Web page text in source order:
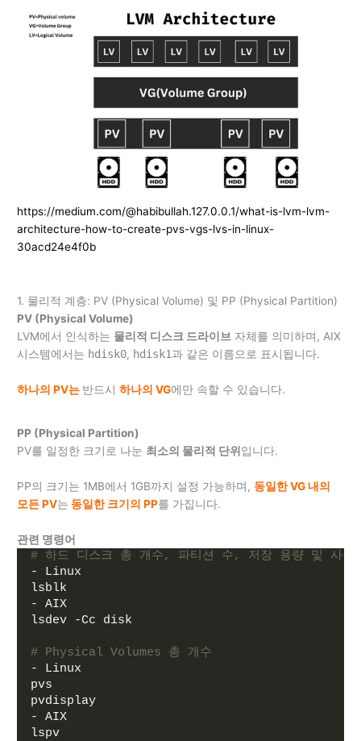
https://medium.com/@habibullah.127.0.0.1/what-is-lvm-lvm-
architecture-how-to-create-pvs-vgs-lvs-in-linux-
30acd24e4f0b
1. 물리적 계층: PV (Physical Volume) 및 PP (Physical Partition)
PV (Physical Volume)
LVM에서 인식하는 물리적 디스크 드라이브 자체를 의미하며, AIX
시스템에서는 hdisk0, hdisk1과 같은 이름으로 표시됩니다.
하나의 PV는 반드시하나의 VG에만 속할 수 있습니다.
PP (Physical Partition)
PV를 일정한 크기로 나눈 최소의 물리적 단위 입니다.
PP의 크기는 1MB에서 1GB까지 설정 가능하며, 동일한 VG 내의
모든 PV는 동일한 크기의 PP를 가집니다.
관련 명령어
# 하드 디스크 총 개수, 파티션 수, 저장 용량 및 사용
- Linux
lsblk
- AIX
lsdev -Cc disk
# Physical Volumes 총 개수
- Linux
pvs
pvdisplay
- AIX
lspv